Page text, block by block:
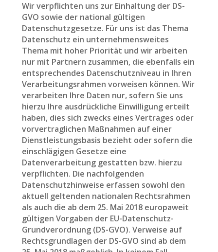
Wir verpflichten uns zur Einhaltung der DS-
GVO sowie der national gültigen
Datenschutzgesetze. Für uns ist das Thema
Datenschutz ein unternehmensweites
Thema mit hoher Priorität und wir arbeiten
nur mit Partnern zusammen, die ebenfalls ein
entsprechendes Datenschutzniveau in Ihren
Verarbeitungsrahmen vorweisen können. Wir
verarbeiten Ihre Daten nur, sofern Sie uns
hierzu Ihre ausdrückliche Einwilligung erteilt
haben, dies sich zwecks eines Vertrages oder
vorvertraglichen Maßnahmen auf einer
Dienstleistungsbasis bezieht oder sofern die
einschlägigen Gesetze eine
Datenverarbeitung gestatten bzw. hierzu
verpflichten. Die nachfolgenden
Datenschutzhinweise erfassen sowohl den
aktuell geltenden nationalen Rechtsrahmen
als auch die ab dem 25. Mai 2018 europaweit
gültigen Vorgaben der EU-Datenschutz-
Grundverordnung (DS-GVO). Verweise auf
Rechtsgrundlagen der DS-GVO sind ab dem